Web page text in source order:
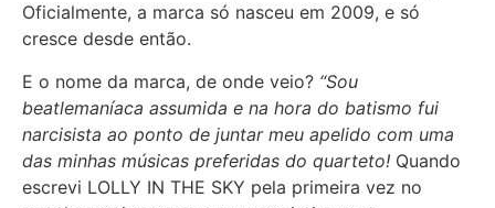
Oficialmente, a marca só nasceu em 2009, e só
cresce desde então.
E o nome da marca, de onde veio? “Sou
beatlemaníaca assumida e na hora do batismo fui
narcisista ao ponto de juntar meu apelido com uma
das minhas músicas preferidas do quarteto! Quando
escrevi LOLLY IN THE SKY pela primeira vez no